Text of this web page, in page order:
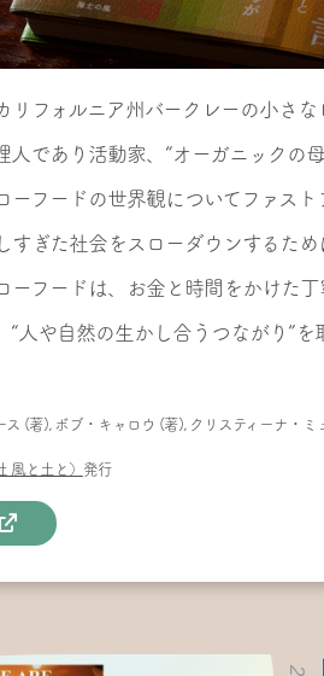
フォルニア州バークレーの小さな
人であり活動家、“オーガニックの
ーフードの世界観についてファス
すぎた社会をスローダウンするた
ーフードは、お金と時間をかけた
“人や自然の生かし合うつながり”
ス (著), ボブ・キャロウ (著), クリスティーナ・ミ
風と土と） 発行